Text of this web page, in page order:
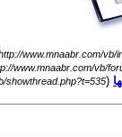
www.mnaabr.com/vb/
www.mnaabr.com/vb/
(
showthread.php?t=535